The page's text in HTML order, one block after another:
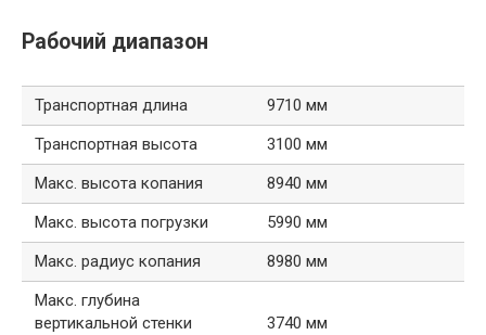
Рабочий диапазон
Транспортная длина
9710 мм
Транспортная высота
3100 мм
Макс. высота копания
8940 мм
Макс. высота погрузки
5990 мм
Макс. радиус копания
8980 мм
Макс. глубина
вертикальной стенки
3740 мм